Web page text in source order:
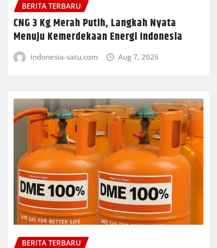
BERITA TERBARU
CNG 3 Kg Merah Putih, Langkah Nyata
Menuju Kemerdekaan Energi Indonesia
indonesia-satu.com Aug 7, 2026
BERITA TERBARU